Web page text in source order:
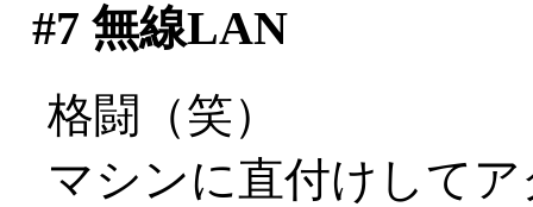
#7 無線LAN
格闘（笑）
マシンに直付けして